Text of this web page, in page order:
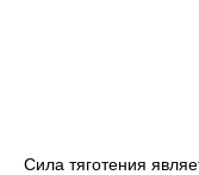
Сила тяготения